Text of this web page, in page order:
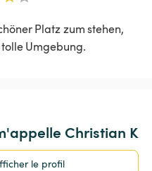
Platz zum stehen,
Umgebung.
Christian K
le profil